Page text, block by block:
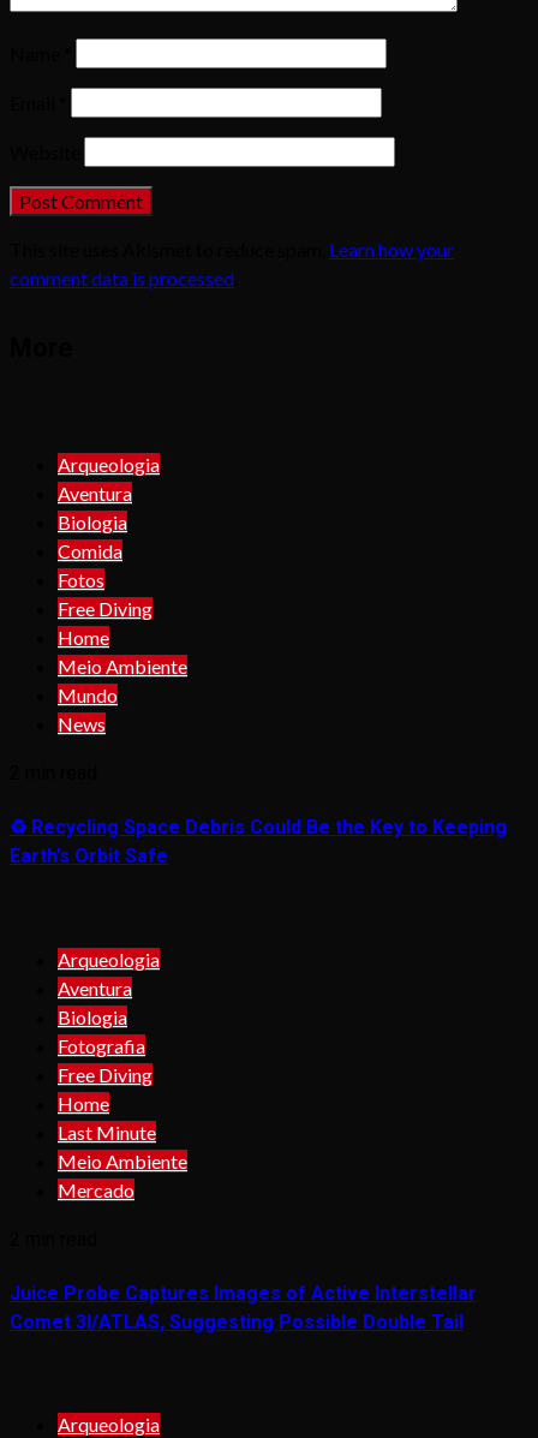
Learn how your
comment data is processed
Arqueologia
Aventura
Biologia
Comida
Fotos
Free Diving
Home
Meio Ambiente
Mundo
News
♻️ Recycling Space Debris Could Be the Key to Keeping
Earth’s Orbit Safe
Arqueologia
Aventura
Biologia
Fotografia
Free Diving
Home
Last Minute
Meio Ambiente
Mercado
Juice Probe Captures Images of Active Interstellar
Comet 3I/ATLAS, Suggesting Possible Double Tail
Arqueologia